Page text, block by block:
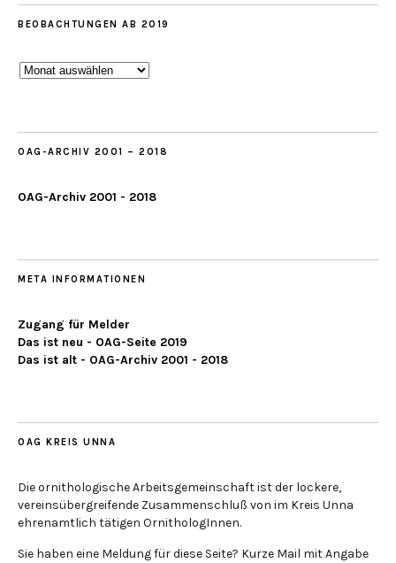
BEOBACHTUNGEN AB 2019
Beobachtungen
OAG-ARCHIV 2001 – 2018
OAG-Archiv 2001 - 2018
META INFORMATIONEN
Zugang für Melder
Das ist neu - OAG-Seite 2019
Das ist alt - OAG-Archiv 2001 - 2018
OAG KREIS UNNA
Die ornithologische Arbeitsgemeinschaft ist der lockere,
vereinsübergreifende Zusammenschluß von im Kreis Unna
ehrenamtlich tätigen OrnithologInnen.
Sie haben eine Meldung für diese Seite? Kurze Mail mit Angabe